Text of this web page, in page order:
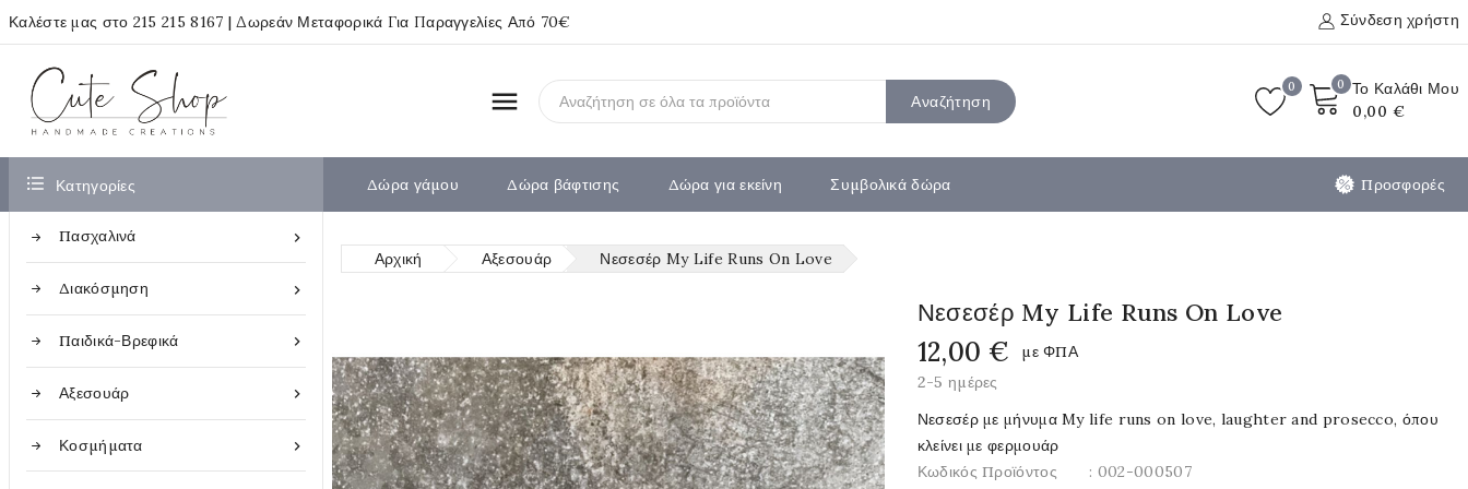
Καλέστε μας στο 215 215 8167 | Δωρεάν Μεταφορικά Για Παραγγελίες Από 70€ Σύνδεση χρήστη

0 Το Καλάθι Μου
0,00 €
Αναζήτηση
0
 Κατηγορίες

Πασχαλινά

Διακόσμηση

Παιδικά-Βρεφικά

Αξεσουάρ

Κοσμήματα
Δώρα γάμου Δώρα βάφτισης Δώρα για εκείνη Συμβολικά δώρα Προσφορές
Αρχική Αξεσουάρ Νεσεσέρ My Life Runs On Love
Νεσεσέρ My Life Runs On Love
12,00 €
με ΦΠΑ
2-5 ημέρες
Νεσεσέρ με μήνυμα My life runs on love, laughter and prosecco, όπου
κλείνει με φερμουάρ
Κωδικός Προϊόντος
: 002-000507